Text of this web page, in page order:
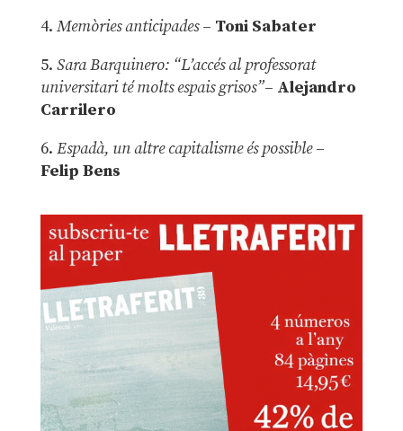
4. Memòries anticipades– Toni Sabater
5. Sara Barquinero: “L’accés al professorat
universitari té molts espais grisos”– Alejandro
Carrilero
6. Espadà, un altre capitalisme és possible –
Felip Bens